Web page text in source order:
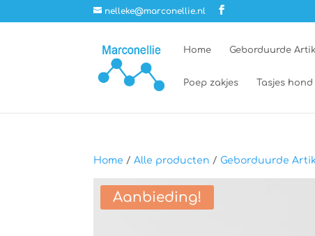
nelleke@marconellie.nl
Home Geborduurde
Poep zakjes Tasjes
Home /Alle producten / Geborduurde
Aanbieding!